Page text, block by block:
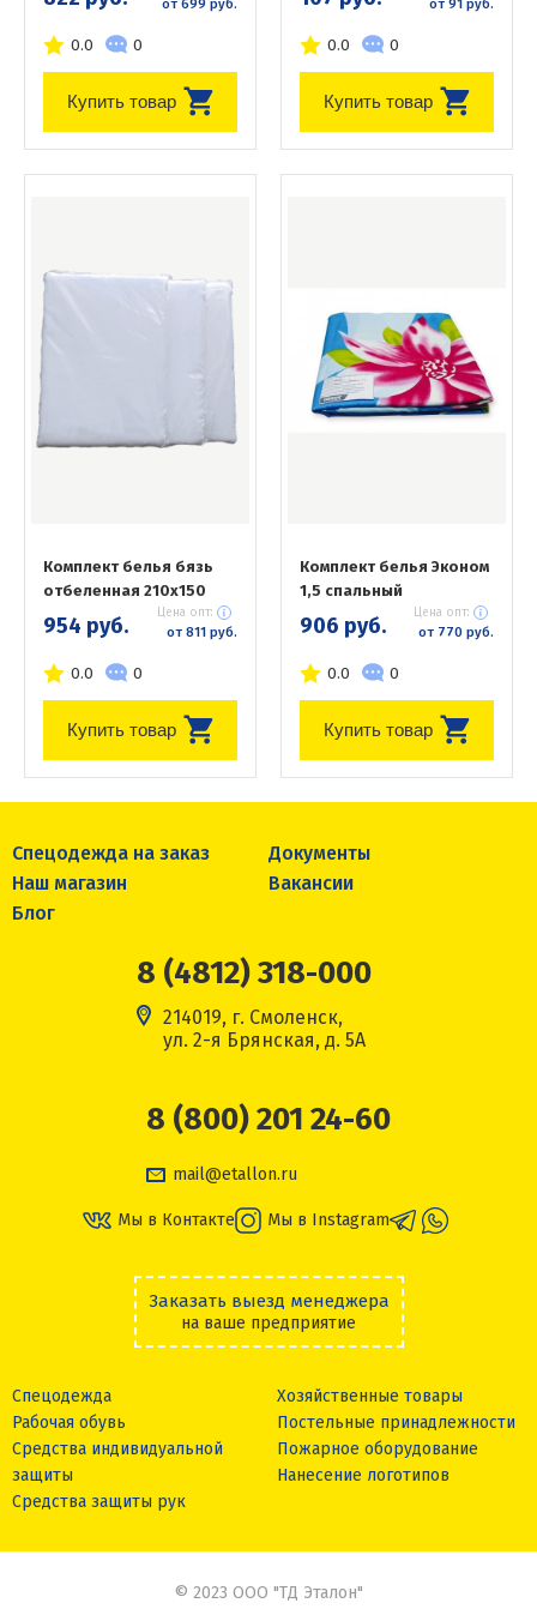
от 699 руб.
0.0 0
Купить товар
от 91 руб.
0.0 0
Купить товар
Комплект белья бязь
отбеленная 210х150
954 руб. Цена опт:
от 811 руб.
0.0 0
Купить товар
Комплект белья Эконом
1,5 спальный
906 руб. Цена опт:
от 770 руб.
0.0 0
Купить товар
Спецодежда на заказ
Документы
Наш магазин
Вакансии
Блог
8 (4812) 318-000
214019, г. Смоленск,
ул. 2-я Брянская, д. 5А
8 (800) 201 24-60
mail@etallon.ru
Мы в Контакте Мы в Instagram
Заказать выезд менеджера
на ваше предприятие
Спецодежда
Рабочая обувь
Средства индивидуальной
защиты
Средства защиты рук
Хозяйственные товары
Постельные принадлежности
Пожарное оборудование
Нанесение логотипов
© 2023 ООО "ТД Эталон"